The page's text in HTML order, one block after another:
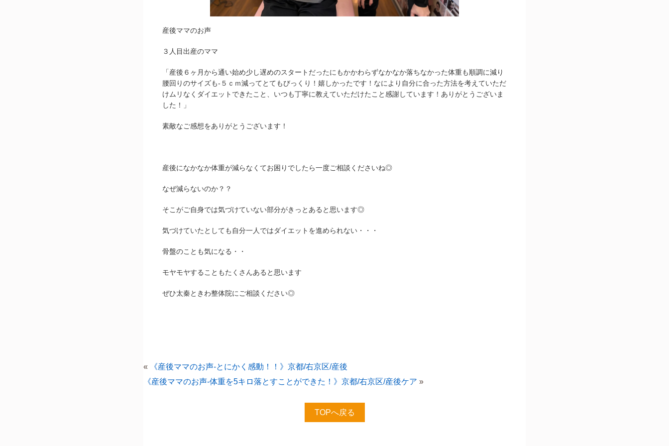
産後ママのお声
３人目出産のママ
「産後６ヶ月から通い始め少し遅めのスタートだったにもかかわらずなかなか落ちなかった体重も順調に減り
腰回りのサイズも-５ｃｍ減ってとてもびっくり！嬉しかったです！なにより自分に合った方法を考えていただ
けムリなくダイエットできたこと、いつも丁寧に教えていただけたこと感謝しています！ありがとうございま
した！」
素敵なご感想をありがとうございます！
産後になかなか体重が減らなくてお困りでしたら一度ご相談くださいね◎
なぜ減らないのか？？
そこがご自身では気づけていない部分がきっとあると思います◎
気づけていたとしても自分一人ではダイエットを進められない・・・
骨盤のことも気になる・・
モヤモヤすることもたくさんあると思います
ぜひ太秦ときわ整体院にご相談ください◎
«
《産後ママのお声-とにかく感動！！》京都/右京区/産後
《産後ママのお声-体重を5キロ落とすことができた！》京都/右京区/産後ケア »
TOPへ戻る